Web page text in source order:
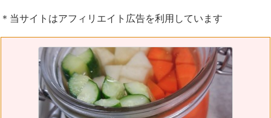
＊当サイトはアフィリエイト広告を利用しています